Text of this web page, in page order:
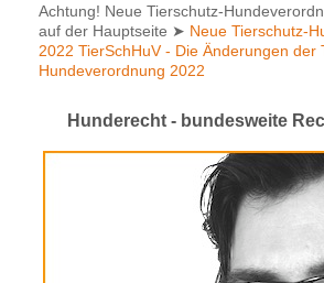
Achtung! Neue Tierschutz-
auf der Hauptseite ➤ Neue Tierschutz-
2022 TierSchHuV - Die Änderungen der
Hundeverordnung 2022
Hunderecht - bundesweite